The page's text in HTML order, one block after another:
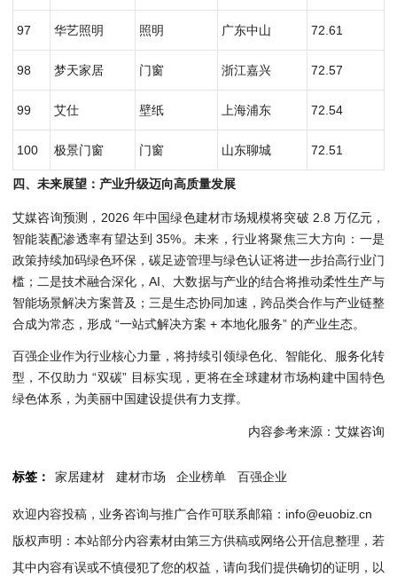
97 华艺照明 照明 广东中山 72.61
98 梦天家居 门窗 浙江嘉兴 72.57
99 艾仕 壁纸 上海浦东 72.54
100 极景门窗 门窗 山东聊城 72.51
四、未来展望：产业升级迈向高质量发展
艾媒咨询预测，2026 年中国绿色建材市场规模将突破 2.8 万亿元，
智能装配渗透率有望达到 35%。未来，行业将聚焦三大方向：一是
政策持续加码绿色环保，碳足迹管理与绿色认证将进一步抬高行业门
槛；二是技术融合深化，AI、大数据与产业的结合将推动柔性生产与
智能场景解决方案普及；三是生态协同加速，跨品类合作与产业链整
合成为常态，形成 “一站式解决方案 + 本地化服务” 的产业生态。
百强企业作为行业核心力量，将持续引领绿色化、智能化、服务化转
型，不仅助力 “双碳” 目标实现，更将在全球建材市场构建中国特色
绿色体系，为美丽中国建设提供有力支撑。
内容参考来源：艾媒咨询
标签： 家居建材 建材市场 企业榜单 百强企业
欢迎内容投稿，业务咨询与推广合作可联系邮箱：info@euobiz.cn
版权声明：本站部分内容素材由第三方供稿或网络公开信息整理，若
其中内容有误或不慎侵犯了您的权益，请向我们提供确切的证明，以